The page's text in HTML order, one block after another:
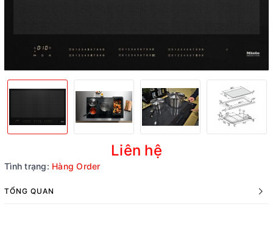
Liên hệ
Tình trạng: Hàng Order
TỔNG QUAN